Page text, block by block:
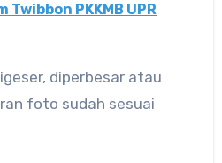
Twibbon PKKMB UPR
diperbesar atau
foto sudah sesuai